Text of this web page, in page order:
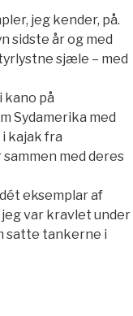
jeg kender, på.
sidste år og med
sjæle – med
kano på
Sydamerika med
kajak fra
med deres
eksemplar af
jeg var kravlet under
satte tankerne i